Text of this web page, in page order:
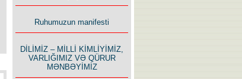
Bu yolda mən varam!
Ruhumuzun manifesti
DİLİMİZ – MİLLİ KİMLİYİMİZ,
VARLIĞIMIZ VƏ QÜRUR
MƏNBƏYİMİZ